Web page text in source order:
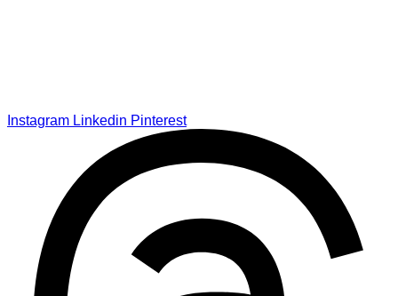
Instagram Linkedin Pinterest